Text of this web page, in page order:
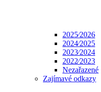
2025⁄2026
2024⁄2025
2023⁄2024
2022⁄2023
Nezařazené
Zajímavé odkazy